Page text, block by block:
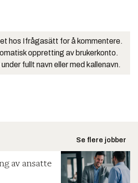
hos Ifrågasätt for å kommentere.
oppretting av brukerkonto.
fullt navn eller med kallenavn.
Se flere jobber
av ansatte